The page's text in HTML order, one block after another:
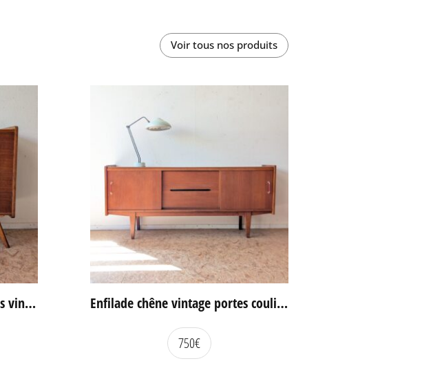
Voir tous nos produits
Commode chêne pieds compas vintage Enfilade chêne vintage portes coulissantes
750€